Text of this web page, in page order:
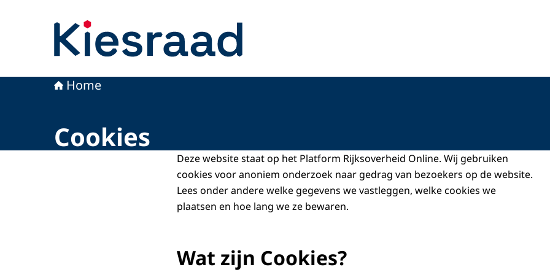
Home
Cookies
Deze website staat op het Platform Rijksoverheid Online. Wij gebruiken
cookies voor anoniem onderzoek naar gedrag van bezoekers op de website.
Lees onder andere welke gegevens we vastleggen, welke cookies we
plaatsen en hoe lang we ze bewaren.
Wat zijn Cookies?